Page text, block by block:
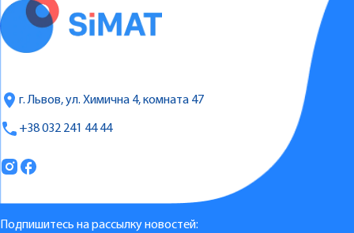
г. Львов, ул. Химична 4, комната 47
+38 032 241 44 44
Подпишитесь на рассылку новостей: